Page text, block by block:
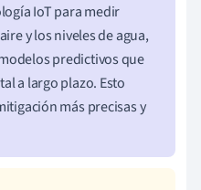
IoT para medir
y los niveles de agua,
predictivos que
a largo plazo. Esto
más precisas y